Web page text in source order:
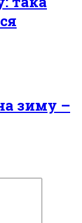
зиму –